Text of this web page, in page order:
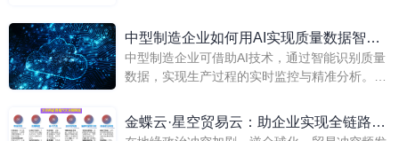
工呢?
中型制造企业如何用AI实现质量数据智能
识别？
中型制造企业可借助AI技术，通过智能识别质量
数据，实现生产过程的实时监控与精准分析。这
从而显著提升产品合格率与生产效率，推动质量
管理向智能化、自动化转型。
金蝶云·星空贸易云：助企业实现全链路数